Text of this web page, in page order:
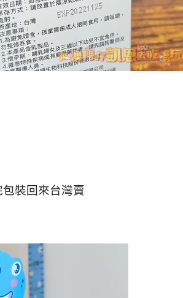
裝回來台灣賣